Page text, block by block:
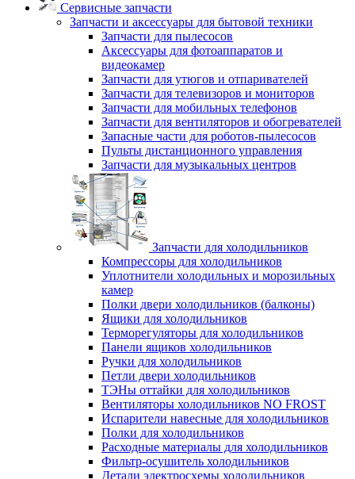
Сервисные запчасти
Запчасти и аксессуары для бытовой техники
Запчасти для пылесосов
Аксессуары для фотоаппаратов и
видеокамер
Запчасти для утюгов и отпаривателей
Запчасти для телевизоров и мониторов
Запчасти для мобильных телефонов
Запчасти для вентиляторов и обогревателей
Запасные части для роботов-пылесосов
Пульты дистанционного управления
Запчасти для музыкальных центров
Запчасти для холодильников
Компрессоры для холодильников
Уплотнители холодильных и морозильных
камер
Полки двери холодильников (балконы)
Ящики для холодильников
Терморегуляторы для холодильников
Панели ящиков холодильников
Ручки для холодильников
Петли двери холодильников
ТЭНы оттайки для холодильников
Вентиляторы холодильников NO FROST
Испарители навесные для холодильников
Полки для холодильников
Расходные материалы для холодильников
Фильтр-осушитель холодильников
Детали электросхемы холодильников